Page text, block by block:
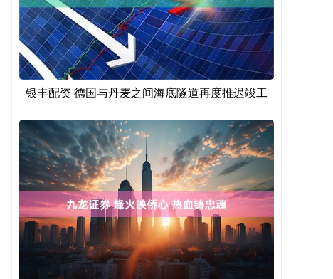
银丰配资 德国与丹麦之间海底隧道再度推迟竣工